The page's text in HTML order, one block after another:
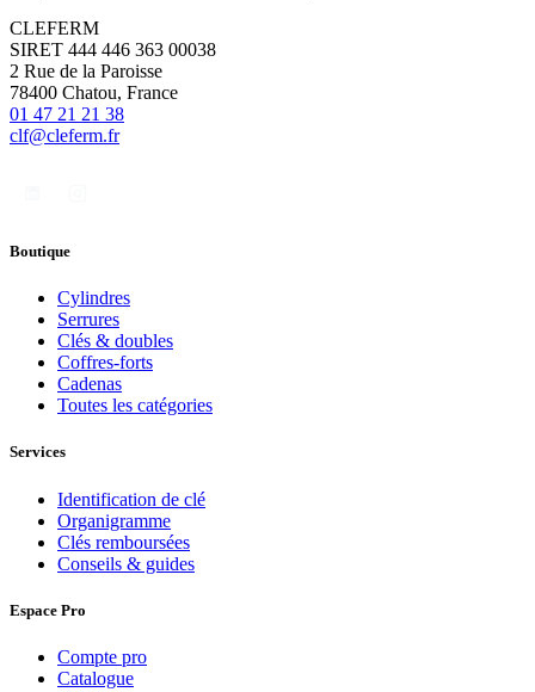
CLEFERM
SIRET 444 446 363 00038
2 Rue de la Paroisse
78400 Chatou, France
01 47 21 21 38
clf@cleferm.fr
Boutique
Cylindres
Serrures
Clés & doubles
Coffres-forts
Cadenas
Toutes les catégories
Services
Identification de clé
Organigramme
Clés remboursées
Conseils & guides
Espace Pro
Compte pro
Catalogue